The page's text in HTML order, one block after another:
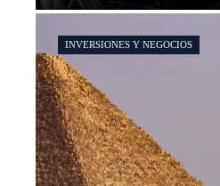
INVERSIONES Y NEGOCIOS